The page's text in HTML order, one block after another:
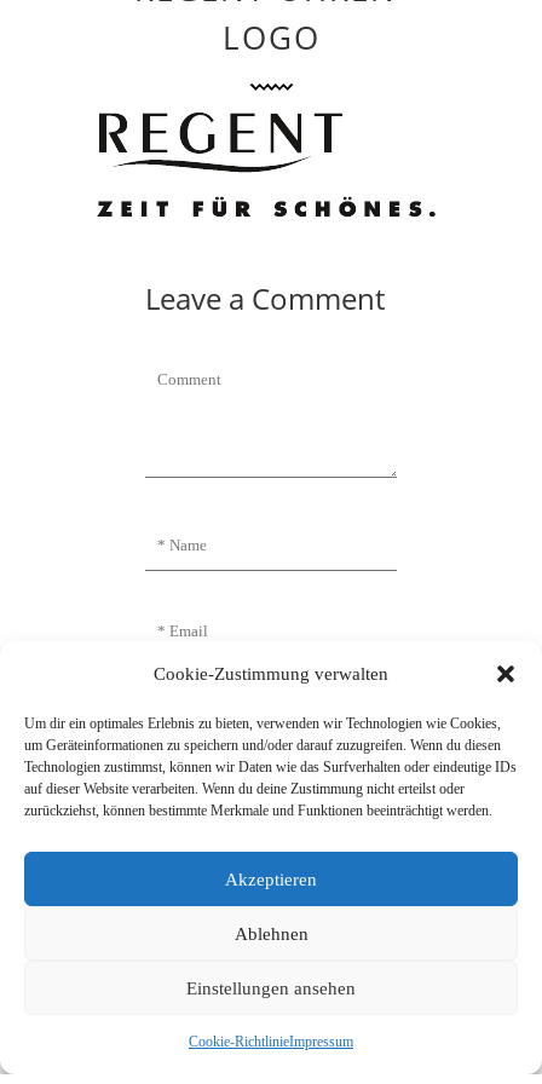
Cookie-Zustimmung verwalten
Um dir ein optimales Erlebnis zu bieten, verwenden wir Technologien wie Cookies,
um Geräteinformationen zu speichern und/oder darauf zuzugreifen. Wenn du diesen
Technologien zustimmst, können wir Daten wie das Surfverhalten oder eindeutige IDs
auf dieser Website verarbeiten. Wenn du deine Zustimmung nicht erteilst oder
zurückziehst, können bestimmte Merkmale und Funktionen beeinträchtigt werden.
Akzeptieren
Ablehnen
Einstellungen ansehen
Cookie-RichtlinieImpressum
LOGO
Leave a Comment
Name, E-Mail-Adresse und Website in